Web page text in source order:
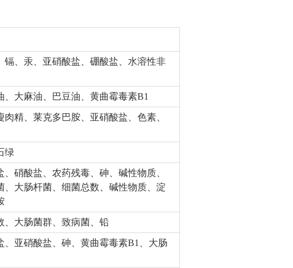
、汞、亚硝酸盐、硼酸盐、水溶性非
大麻油、巴豆油、黄曲霉毒素B1
精、莱克多巴胺、亚硝酸盐、色素、
绿
硝酸盐、农药残毒、砷、碱性物质、
大肠杆菌、细菌总数、碱性物质、淀
、大肠菌群、致病菌、铅
亚硝酸盐、砷、黄曲霉毒素B1、大肠